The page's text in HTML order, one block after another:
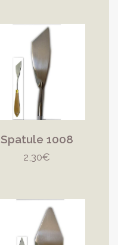
Spatule 1008
2,30€